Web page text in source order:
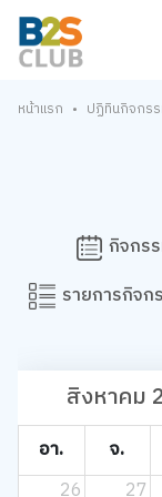
หน้าแรก • ปฏิทินกิจกร
กิจกร
รายการกิจก
สิงหาคม
อา.
จ.